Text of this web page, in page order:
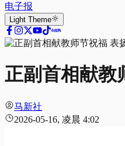
电子报
Light Theme
正副首相献教
马新社
2026-05-16, 凌晨 4:02